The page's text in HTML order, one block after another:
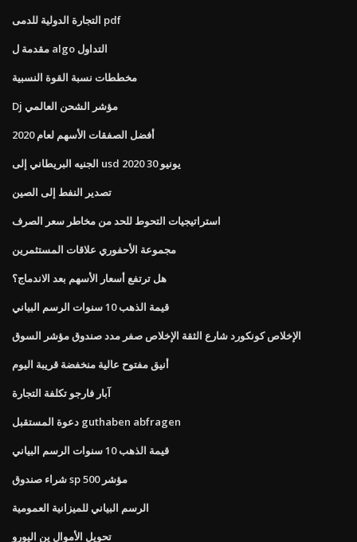
التجارة الدولية للدمى pdf
مقدمة ل algo التداول
مخططات نسبة القوة النسبية
Dj مؤشر الشحن العالمي
أفضل الصفقات الأسهم لعام 2020
الجنيه البريطاني إلى usd يونيو 30 2020
تصدير النفط إلى الصين
استراتيجيات التحوط للحد من مخاطر سعر الصرف
مجموعة الأحفوري علاقات المستثمرين
هل ترتفع أسعار الأسهم بعد الاندماج؟
قيمة الذهب 10 سنوات الرسم البياني
الإخلاص كونكورد شارع الثقة الإخلاص صفر مدد صندوق مؤشر السوق
أنيق مفتوح عالية منخفضة قريبة اليوم
آبار فارجو تكلفة التجارة
دعوة المستقبل guthaben abfragen
قيمة الذهب 10 سنوات الرسم البياني
شراء صندوق sp 500 مؤشر
الرسم البياني للميزانية العمومية
تحويل الأموال ين اليورو